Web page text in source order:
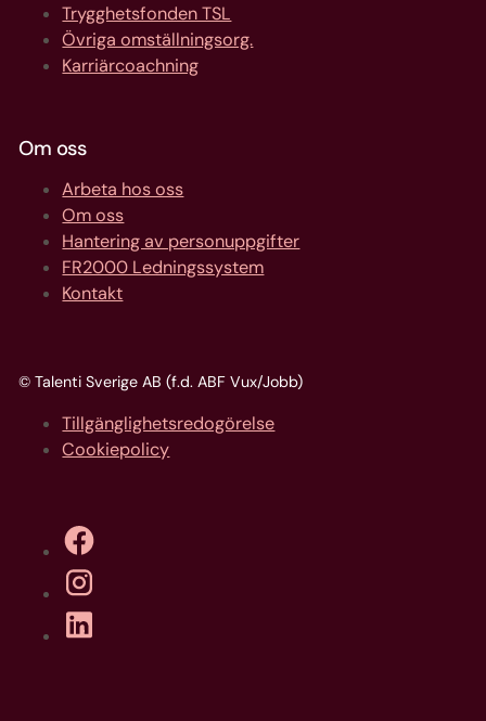
Trygghetsfonden TSL
Övriga omställningsorg.
Karriärcoachning
Om oss
Arbeta hos oss
Om oss
Hantering av personuppgifter
FR2000 Ledningssystem
Kontakt
© Talenti Sverige AB (f.d. ABF Vux/Jobb)
Tillgänglighetsredogörelse
Cookiepolicy